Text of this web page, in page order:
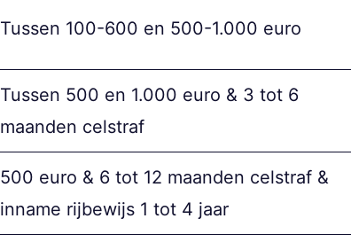
Tussen 100-600 en 500-1.000 euro
Tussen 500 en 1.000 euro & 3 tot 6
maanden celstraf
500 euro & 6 tot 12 maanden celstraf &
inname rijbewijs 1 tot 4 jaar